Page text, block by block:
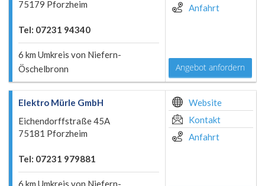
75179 Pforzheim
Tel: 07231 94340
6 km Umkreis von Niefern-
Öschelbronn
Anfahrt
Angebot anfordern
Elektro Mürle GmbH
Eichendorffstraße 45A
75181 Pforzheim
Tel: 07231 979881
6 km Umkreis von Niefern-
Website
Kontakt
Anfahrt